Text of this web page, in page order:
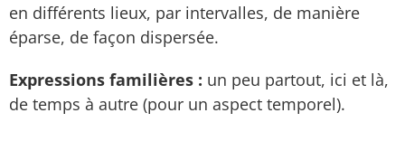
en différents lieux, par intervalles, de manière
éparse, de façon dispersée.
Expressions familières : un peu partout, ici et là,
de temps à autre (pour un aspect temporel).